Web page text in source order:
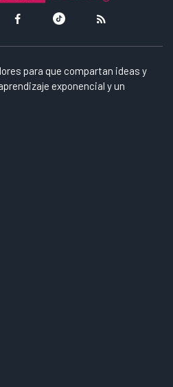
para que compartan ideas y
exponencial y un